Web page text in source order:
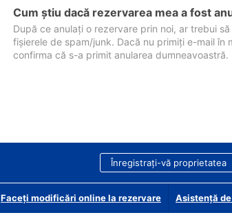
Cum ştiu dacă rezervarea mea a fost
După ce anulați o rezervare prin noi, ar trebui
fișierele de spam/junk. Dacă nu primiți e-mail
confirma că s-a primit anularea dumneavoastră.
Înregistrați-vă proprietatea
Faceți modificări online la rezervare Asistență